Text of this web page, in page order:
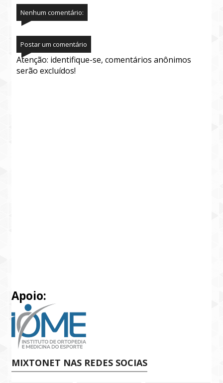
Nenhum comentário:
Postar um comentário
Atenção: identifique-se, comentários anônimos
serão excluídos!
Apoio:
MIXTONET NAS REDES SOCIAS